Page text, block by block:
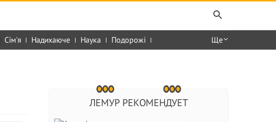
Сім'я Надихаюче Наука Подорожі Ще
ЛЕМУР РЕКОМЕНДУЕТ